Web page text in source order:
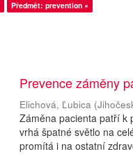
Předmět: prevention ×
Prevence záměny
Elichová, Ľubica (
Záměna pacienta patří k
vrhá špatné světlo na
promítá i na ostatní